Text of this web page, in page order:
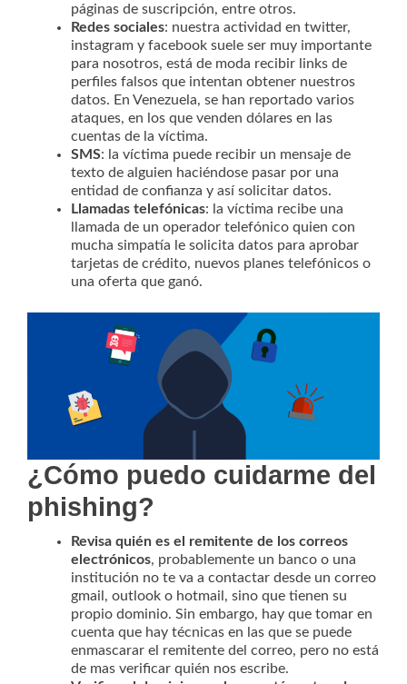
páginas de suscripción, entre otros.
Redes sociales: nuestra actividad en twitter,
instagram y facebook suele ser muy importante
para nosotros, está de moda recibir links de
perfiles falsos que intentan obtener nuestros
datos. En Venezuela, se han reportado varios
ataques, en los que venden dólares en las
cuentas de la víctima.
SMS: la víctima puede recibir un mensaje de
texto de alguien haciéndose pasar por una
entidad de confianza y así solicitar datos.
Llamadas telefónicas: la víctima recibe una
llamada de un operador telefónico quien con
mucha simpatía le solicita datos para aprobar
tarjetas de crédito, nuevos planes telefónicos o
una oferta que ganó.
¿Cómo puedo cuidarme del
phishing?
Revisa quién es el remitente de los correos
electrónicos, probablemente un banco o una
institución no te va a contactar desde un correo
gmail, outlook o hotmail, sino que tienen su
propio dominio. Sin embargo, hay que tomar en
cuenta que hay técnicas en las que se puede
enmascarar el remitente del correo, pero no está
de mas verificar quién nos escribe.